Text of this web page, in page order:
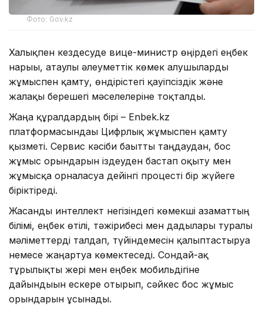
Фото: Gov.kz
Халықпен кездесуде вице-министр өңірдегі еңбек
нарығы, атаулы әлеуметтік көмек алушыларды
жұмыспен қамту, өндірістегі қауіпсіздік және
жалақы берешегі мәселелеріне тоқталды.
Жаңа құралдардың бірі – Enbek.kz
платформасындағы Цифрлық жұмыспен қамту
қызметі. Сервис кәсіби бағытты таңдаудан, бос
жұмыс орындарын іздеуден бастап оқыту мен
жұмысқа орналасуға дейінгі процесті бір жүйеге
біріктіреді.
Жасанды интеллект негізіндегі көмекші азаматтың
білімі, еңбек өтілі, тәжірибесі мен дағдылары туралы
мәліметтерді талдап, түйіндемесін қалыптастыруға
немесе жаңартуға көмектеседі. Сондай-ақ
тұрғылықты жері мен еңбек мобильдігіне
дайындығын ескере отырып, сәйкес бос жұмыс
орындарын ұсынады.